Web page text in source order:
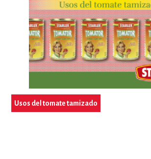
Usos del tomate tamizado